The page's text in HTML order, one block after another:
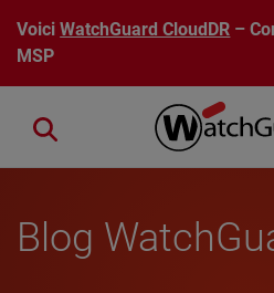
Aller au contenu principal
VoiciWatchGuard CloudDR –
MSP
Close search
Blog